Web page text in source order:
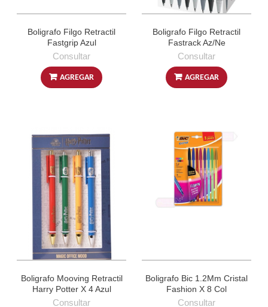
Boligrafo Filgo Retractil
Fastgrip Azul
Consultar
AGREGAR
Boligrafo Filgo Retractil
Fastrack Az/Ne
Consultar
AGREGAR
Boligrafo Mooving Retractil
Harry Potter X 4 Azul
Consultar
Boligrafo Bic 1.2Mm Cristal
Fashion X 8 Col
Consultar